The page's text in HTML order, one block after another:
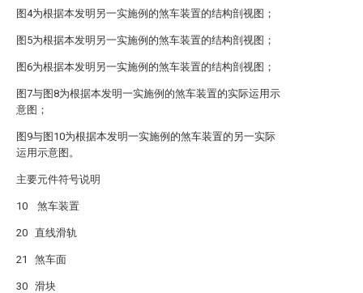
图4为根据本发明另一实施例的煞车装置的结构剖视图；
图5为根据本发明另一实施例的煞车装置的结构剖视图；
图6为根据本发明另一实施例的煞车装置的结构剖视图；
图7与图8为根据本发明一实施例的煞车装置的实际运用示
意图；
图9与图10为根据本发明一实施例的煞车装置的另一实际
运用示意图。
主要元件符号说明
10 煞车装置
20 直线滑轨
21 煞车面
30 滑块